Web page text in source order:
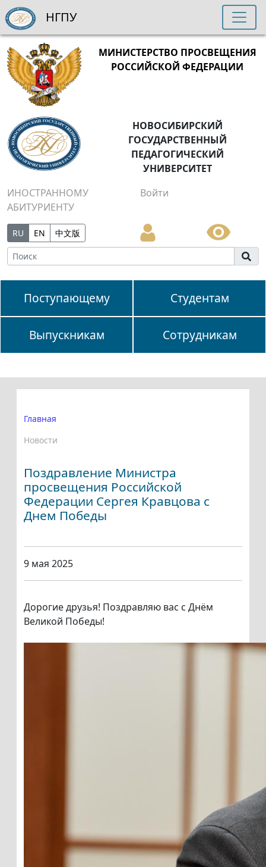
МИНИСТЕРСТВО ПРОСВЕЩЕНИЯ
РОССИЙСКОЙ ФЕДЕРАЦИИ
НОВОСИБИРСКИЙ
ГОСУДАРСТВЕННЫЙ
ПЕДАГОГИЧЕСКИЙ
УНИВЕРСИТЕТ
ИНОСТРАННОМУ
АБИТУРИЕНТУ
Войти
RU EN 中文版
Поступающему Студентам
Выпускникам Сотрудникам
НГПУ
Главная
Новости
Поздравление Министра
просвещения Российской
Федерации Сергея Кравцова с
Днем Победы
9 мая 2025
Дорогие друзья! Поздравляю вас с Днём
Великой Победы!